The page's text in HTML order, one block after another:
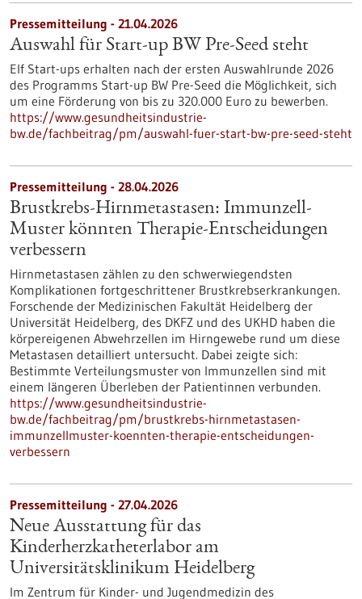
Pressemitteilung - 21.04.2026
Auswahl für Start-up BW Pre-Seed steht
Elf Start-ups erhalten nach der ersten Auswahlrunde 2026
des Programms Start-up BW Pre-Seed die Möglichkeit, sich
um eine Förderung von bis zu 320.000 Euro zu bewerben.
https://www.gesundheitsindustrie-
bw.de/fachbeitrag/pm/auswahl-fuer-start-bw-pre-seed-steht
Pressemitteilung - 28.04.2026
Brustkrebs-Hirnmetastasen: Immunzell-
Muster könnten Therapie-Entscheidungen
verbessern
Hirnmetastasen zählen zu den schwerwiegendsten
Komplikationen fortgeschrittener Brustkrebserkrankungen.
Forschende der Medizinischen Fakultät Heidelberg der
Universität Heidelberg, des DKFZ und des UKHD haben die
körpereigenen Abwehrzellen im Hirngewebe rund um diese
Metastasen detailliert untersucht. Dabei zeigte sich:
Bestimmte Verteilungsmuster von Immunzellen sind mit
einem längeren Überleben der Patientinnen verbunden.
https://www.gesundheitsindustrie-
bw.de/fachbeitrag/pm/brustkrebs-hirnmetastasen-
immunzellmuster-koennten-therapie-entscheidungen-
verbessern
Pressemitteilung - 27.04.2026
Neue Ausstattung für das
Kinderherzkatheterlabor am
Universitätsklinikum Heidelberg
Im Zentrum für Kinder- und Jugendmedizin des